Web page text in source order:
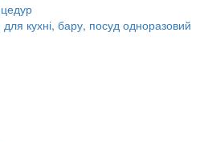
для кухні, бару, посуд одноразовий